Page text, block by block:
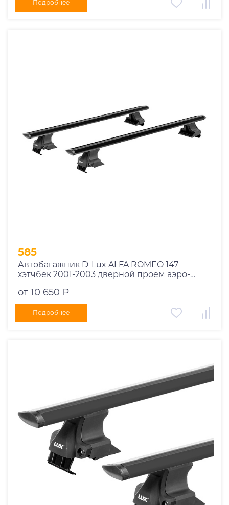
Подробнее
585
Автобагажник D-Lux ALFA ROMEO 147
хэтчбек 2001-2003 дверной проем аэро-
от 10 650 ₽
Подробнее